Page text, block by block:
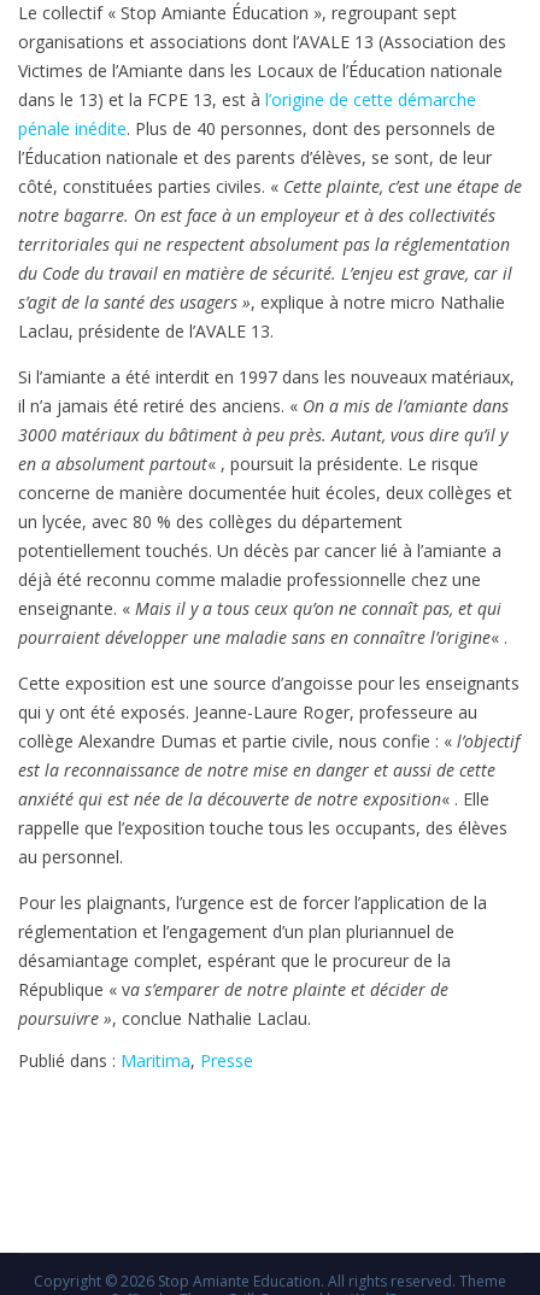
danger
de
la
vie
d’autrui »
Le collectif « Stop Amiante Éducation », regroupant sept
organisations et associations dont l’AVALE 13 (Association des
Victimes de l’Amiante dans les Locaux de l’Éducation nationale
dans le 13) et la FCPE 13, est à l’origine de cette démarche
pénale inédite. Plus de 40 personnes, dont des personnels de
l’Éducation nationale et des parents d’élèves, se sont, de leur
côté, constituées parties civiles. « Cette plainte, c’est une étape de
notre bagarre. On est face à un employeur et à des collectivités
territoriales qui ne respectent absolument pas la réglementation
du Code du travail en matière de sécurité. L’enjeu est grave, car il
s’agit de la santé des usagers », explique à notre micro Nathalie
Laclau, présidente de l’AVALE 13.
Si l’amiante a été interdit en 1997 dans les nouveaux matériaux,
il n’a jamais été retiré des anciens. « On a mis de l’amiante dans
3000 matériaux du bâtiment à peu près. Autant, vous dire qu’il y
en a absolument partout« , poursuit la présidente. Le risque
concerne de manière documentée huit écoles, deux collèges et
un lycée, avec 80 % des collèges du département
potentiellement touchés. Un décès par cancer lié à l’amiante a
déjà été reconnu comme maladie professionnelle chez une
enseignante. « Mais il y a tous ceux qu’on ne connaît pas, et qui
pourraient développer une maladie sans en connaître l’origine« .
Cette exposition est une source d’angoisse pour les enseignants
qui y ont été exposés. Jeanne-Laure Roger, professeure au
collège Alexandre Dumas et partie civile, nous confie : « l’objectif
est la reconnaissance de notre mise en danger et aussi de cette
anxiété qui est née de la découverte de notre exposition« . Elle
rappelle que l’exposition touche tous les occupants, des élèves
au personnel.
Pour les plaignants, l’urgence est de forcer l’application de la
réglementation et l’engagement d’un plan pluriannuel de
désamiantage complet, espérant que le procureur de la
République « va s’emparer de notre plainte et décider de
poursuivre », conclue Nathalie Laclau.
Publié dans : Maritima, Presse
Copyright © 2026 Stop Amiante Education. All rights reserved. Theme